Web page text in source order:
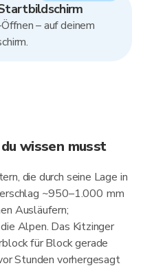
– auf deinem
wissen musst
die durch seine Lage in
~950–1.000 mm
Ausläufern;
Alpen. Das Kitzinger
für Block gerade
Stunden vorhergesagt